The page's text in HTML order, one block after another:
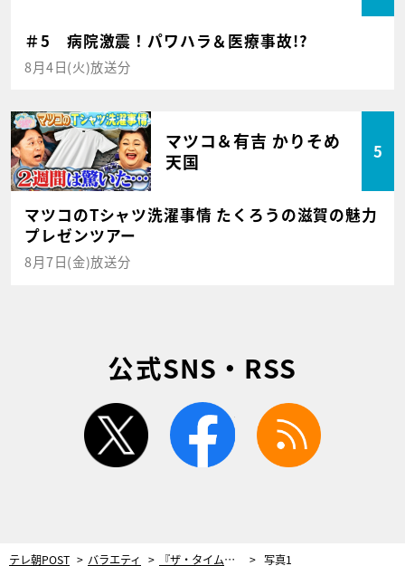
＃5 病院激震！パワハラ＆医療事故!?
8月4日(火)放送分
マツコ＆有吉 かりそめ
天国
5
マツコのTシャツ洗濯事情 たくろうの滋賀の魅力
プレゼンツアー
8月7日(金)放送分
公式SNS・RSS
twitter facebook
テレ朝POST バラエティ 『ザ・タイムショック』個人戦の開催決定！MC中山秀征「過去一番のハイレベルな戦い」 写真1